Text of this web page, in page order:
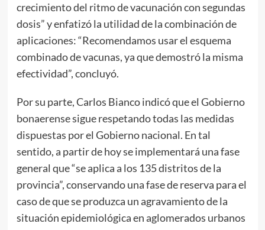
crecimiento del ritmo de vacunación con segundas
dosis” y enfatizó la utilidad de la combinación de
aplicaciones: “Recomendamos usar el esquema
combinado de vacunas, ya que demostró la misma
efectividad”, concluyó.
Por su parte, Carlos Bianco indicó que el Gobierno
bonaerense sigue respetando todas las medidas
dispuestas por el Gobierno nacional. En tal
sentido, a partir de hoy se implementará una fase
general que “se aplica a los 135 distritos de la
provincia”, conservando una fase de reserva para el
caso de que se produzca un agravamiento de la
situación epidemiológica en aglomerados urbanos